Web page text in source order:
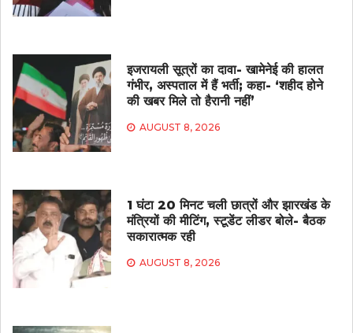
इजरायली सूत्रों का दावा- खामेनेई की हालत
गंभीर, अस्पताल में हैं भर्ती; कहा- ‘शहीद होने
की खबर मिले तो हैरानी नहीं’
AUGUST 8, 2026
1 घंटा 20 मिनट चली छात्रों और झारखंड के
मंत्रियों की मीटिंग, स्टूडेंट लीडर बोले- बैठक
सकारात्मक रही
AUGUST 8, 2026